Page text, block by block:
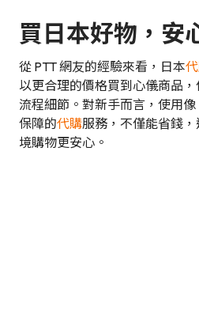
買日本好物，安
從 PTT 網友的經驗來看，日本
以更合理的價格買到心儀商品
流程細節。對新手而言，使用像
保障的代購服務，不僅能省錢
境購物更安心。